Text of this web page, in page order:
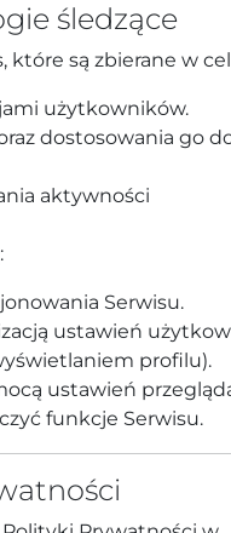
śledzące
które są zbierane w
użytkowników.
dostosowania go
aktywności
Serwisu.
ustawień
profilu).
ustawień
funkcje Serwisu.